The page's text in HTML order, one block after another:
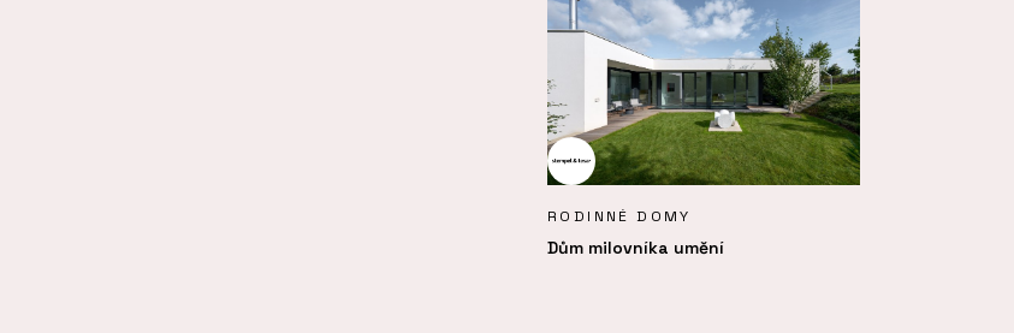
RODINNÉ DOMY
Dům milovníka umění